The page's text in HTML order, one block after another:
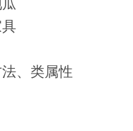
、类属性